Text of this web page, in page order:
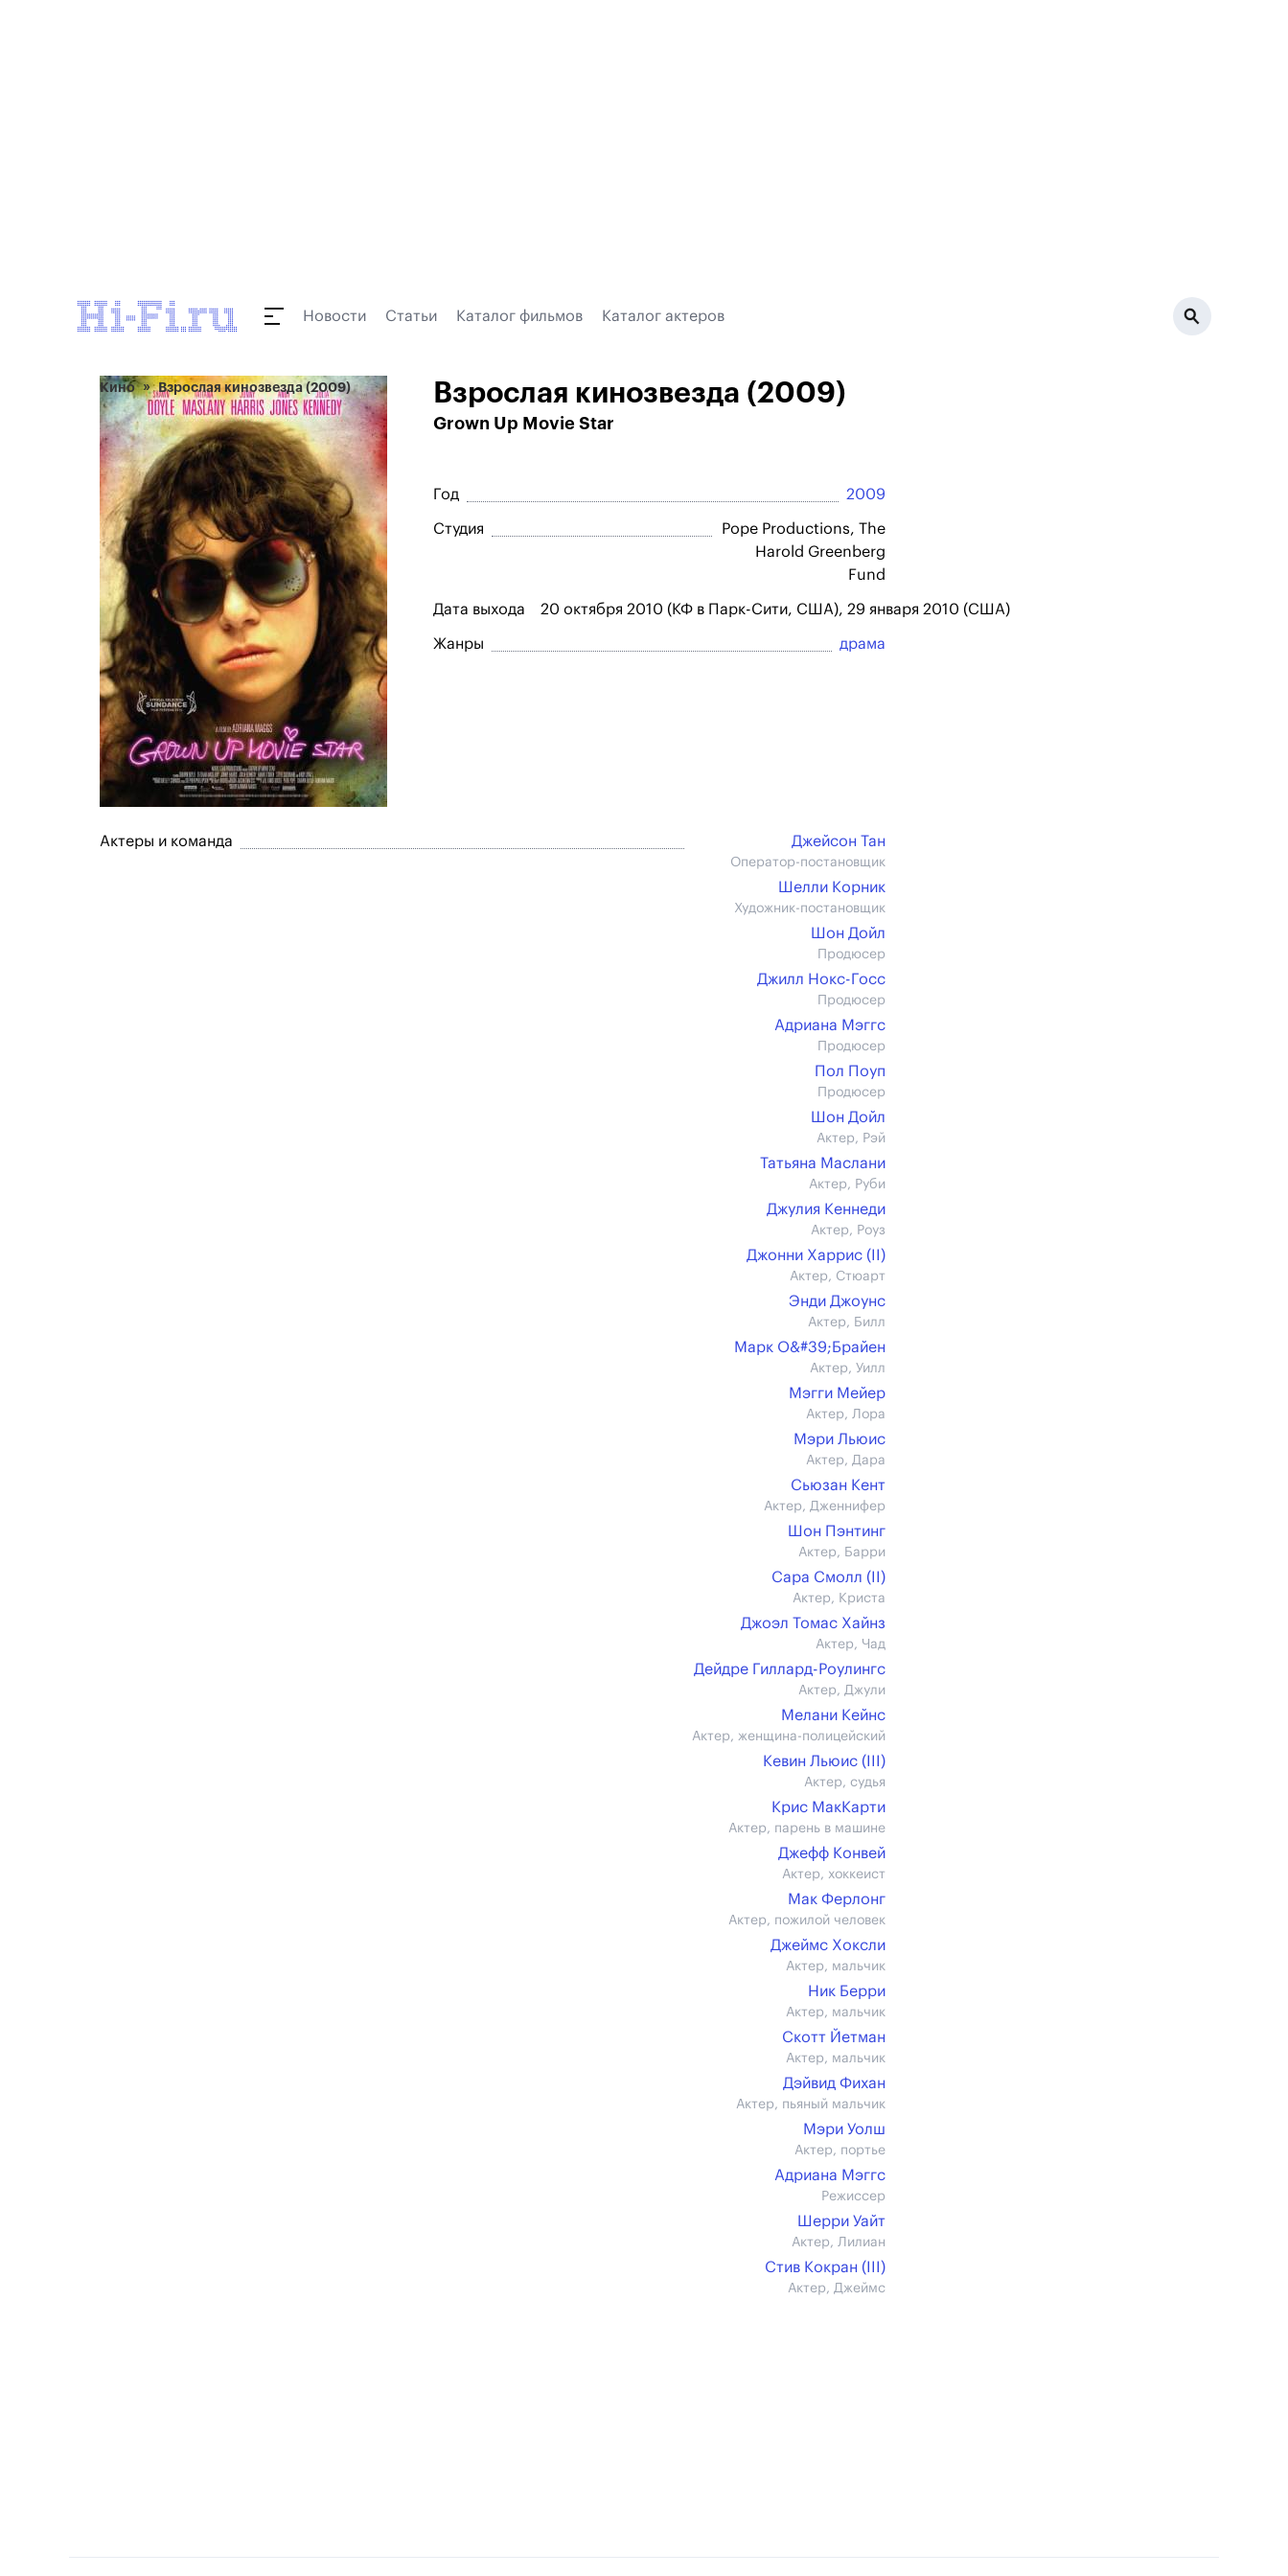
Новости Статьи Каталог фильмов Каталог актеров
Кино Взрослая кинозвезда (2009) Взрослая кинозвезда (2009)
Grown Up Movie Star
Год 2009
Студия
Pope Productions, The
Harold Greenberg
Fund
Дата выхода 20 октября 2010 (КФ в Парк-Сити, США), 29 января 2010 (США)
Жанры драма
Актеры и команда Джейсон Тан
Оператор-постановщик
Шелли Корник
Художник-постановщик
Шон Дойл
Продюсер
Джилл Нокс-Госс
Продюсер
Адриана Мэггс
Продюсер
Пол Поуп
Продюсер
Шон Дойл
Актер, Рэй
Татьяна Маслани
Актер, Руби
Джулия Кеннеди
Актер, Роуз
Джонни Харрис (II)
Актер, Стюарт
Энди Джоунс
Актер, Билл
Марк О&#39;Брайен
Актер, Уилл
Мэгги Мейер
Актер, Лора
Мэри Льюис
Актер, Дара
Сьюзан Кент
Актер, Дженнифер
Шон Пэнтинг
Актер, Барри
Сара Смолл (II)
Актер, Криста
Джоэл Томас Хайнз
Актер, Чад
Дейдре Гиллард-Роулингс
Актер, Джули
Мелани Кейнс
Актер, женщина-полицейский
Кевин Льюис (III)
Актер, судья
Крис МакКарти
Актер, парень в машине
Джефф Конвей
Актер, хоккеист
Мак Ферлонг
Актер, пожилой человек
Джеймс Хоксли
Актер, мальчик
Ник Берри
Актер, мальчик
Скотт Йетман
Актер, мальчик
Дэйвид Фихан
Актер, пьяный мальчик
Мэри Уолш
Актер, портье
Адриана Мэггс
Режиссер
Шерри Уайт
Актер, Лилиан
Стив Кокран (III)
Актер, Джеймс